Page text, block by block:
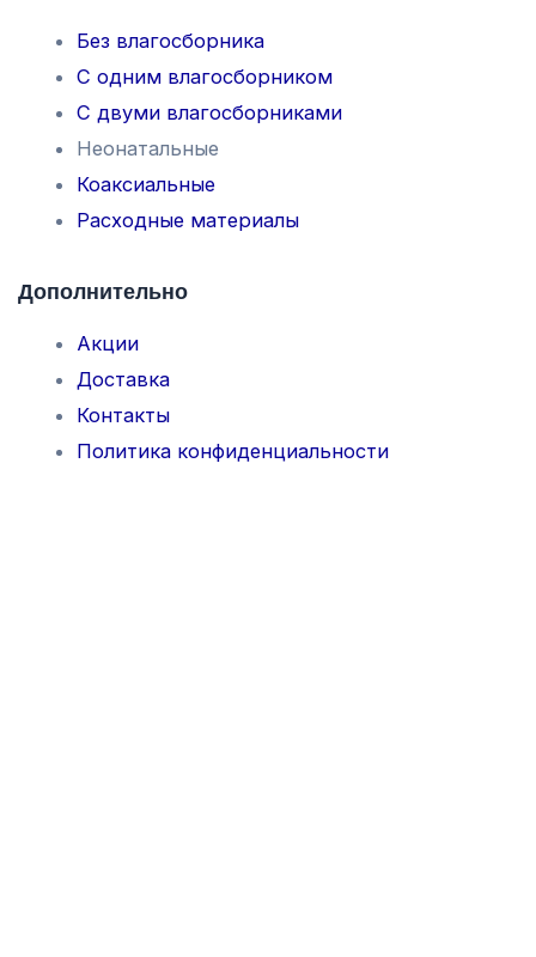
Без влагосборника
С одним влагосборником
С двуми влагосборниками
Неонатальные
Коаксиальные
Расходные материалы
Дополнительно
Акции
Доставка
Контакты
Политика конфиденциальности